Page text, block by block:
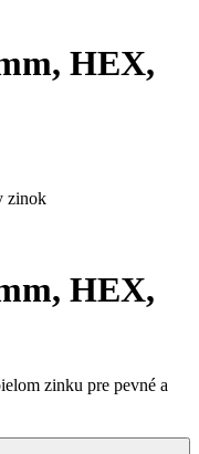
HEX,
zinok
HEX,
zinku pre pevné a